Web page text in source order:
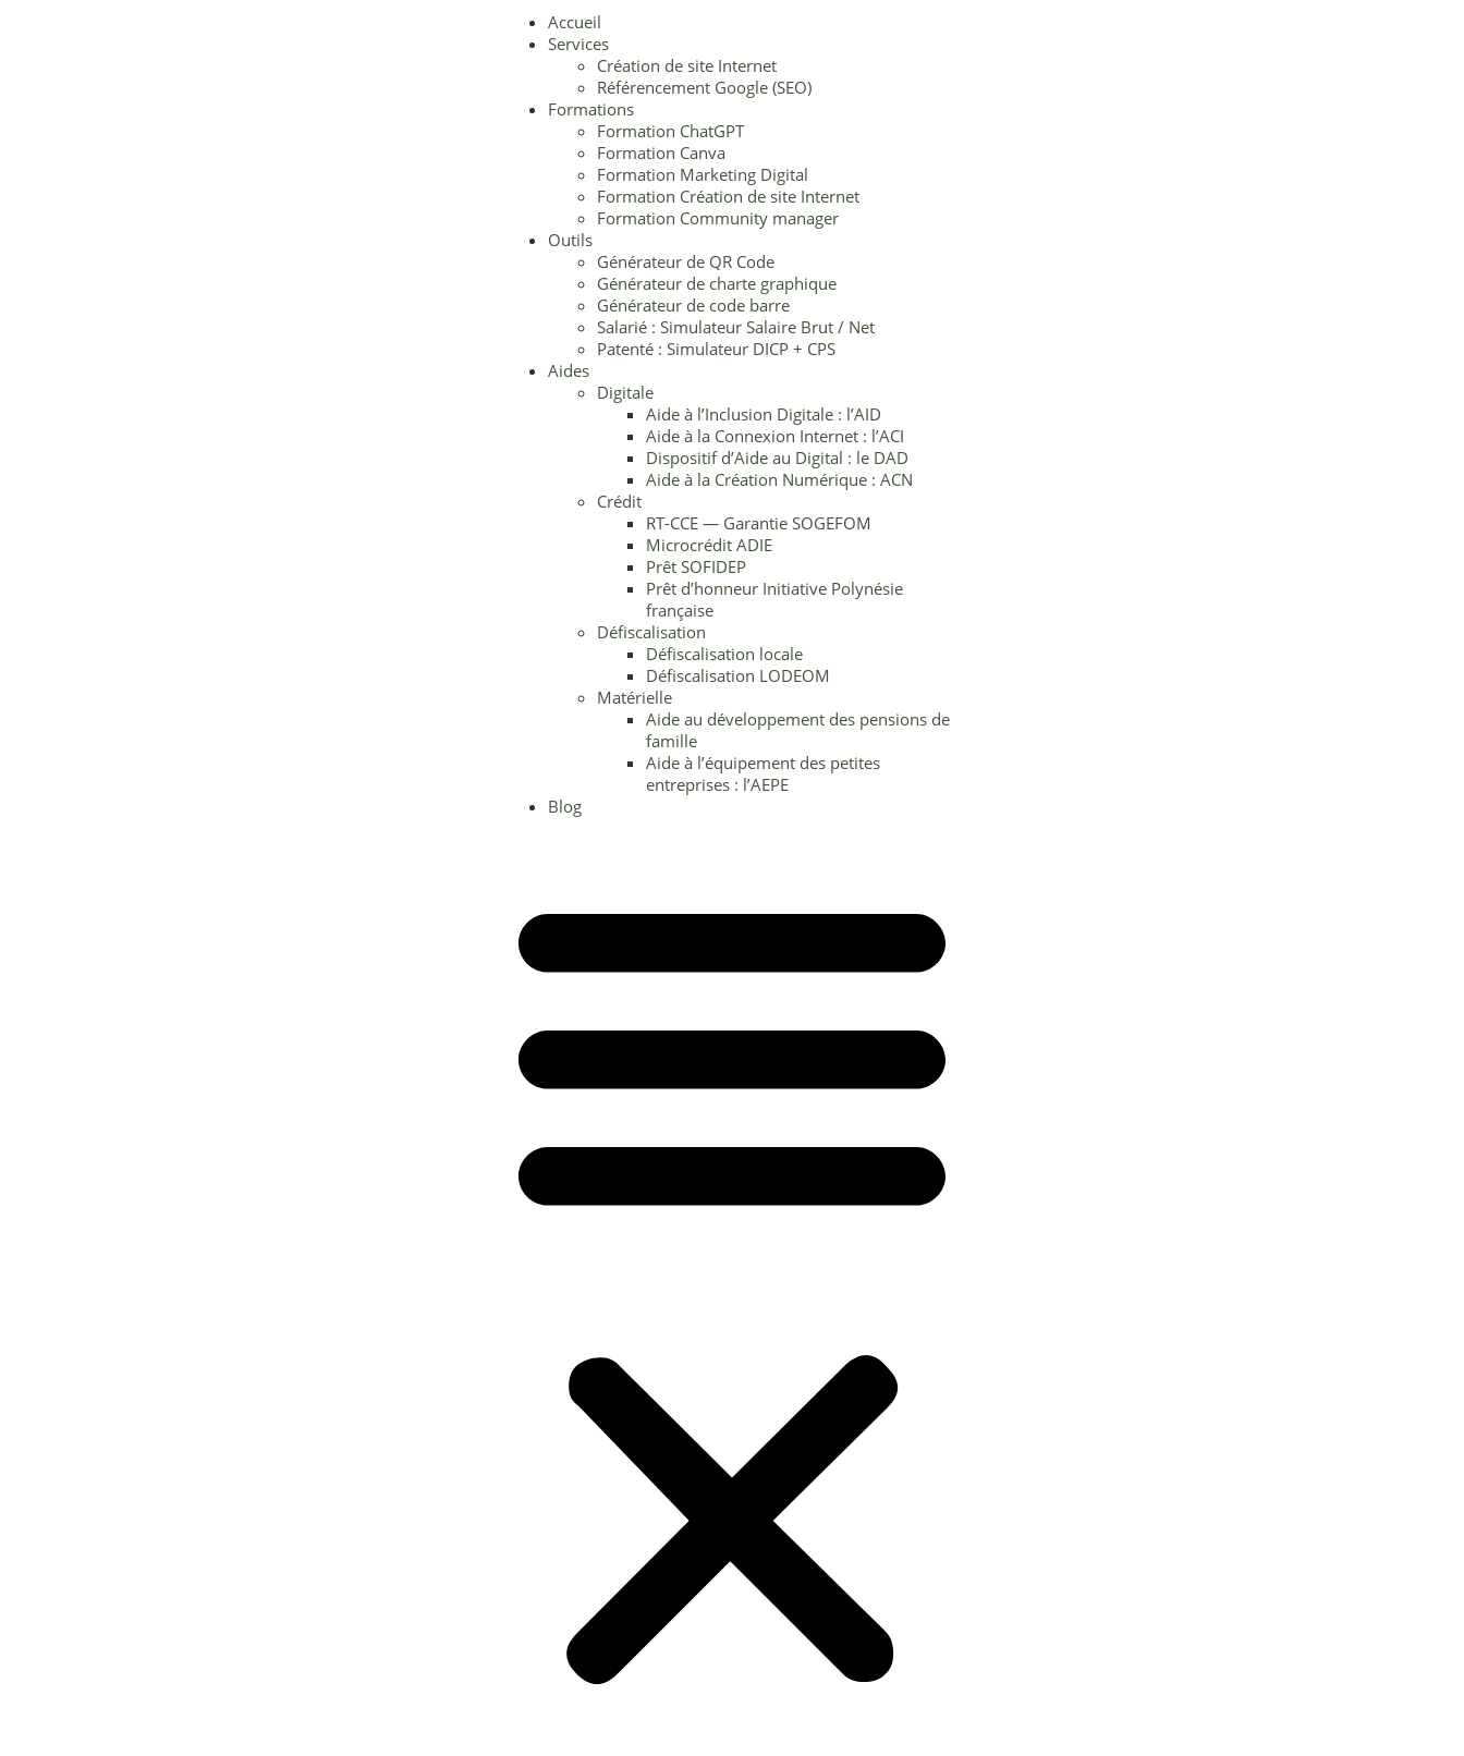
Accueil
Services
Création de site Internet
Référencement Google (SEO)
Formations
Formation ChatGPT
Formation Canva
Formation Marketing Digital
Formation Création de site Internet
Formation Community manager
Outils
Générateur de QR Code
Générateur de charte graphique
Générateur de code barre
Salarié : Simulateur Salaire Brut / Net
Patenté : Simulateur DICP + CPS
Aides
Digitale
Aide à l’Inclusion Digitale : l’AID
Aide à la Connexion Internet : l’ACI
Dispositif d’Aide au Digital : le DAD
Aide à la Création Numérique : ACN
Crédit
RT-CCE — Garantie SOGEFOM
Microcrédit ADIE
Prêt SOFIDEP
Prêt d’honneur Initiative Polynésie
française
Défiscalisation
Défiscalisation locale
Défiscalisation LODEOM
Matérielle
Aide au développement des pensions de
famille
Aide à l’équipement des petites
entreprises : l’AEPE
Blog